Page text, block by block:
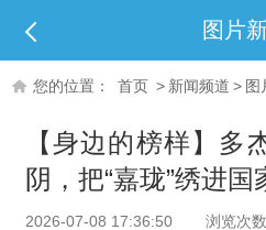
图片
您的位置： 首页 > 新闻频道 > 图
【身边的榜样】多
阴，把“嘉珑”绣进
2026-07-08 17:36:50 浏览次数